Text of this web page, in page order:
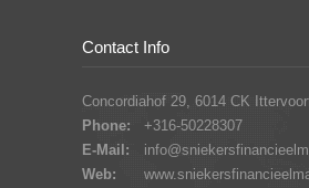
Contact Info
Concordiahof 29, 6014 CK
Phone:
+316-50228307
E-Mail:
Web: